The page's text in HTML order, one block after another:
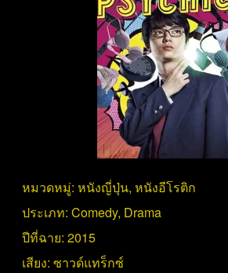
หมวดหมู่: หนังญี่ปุ่น, หนังอีโรติก
ประเภท: Comedy, Drama
ปีที่ฉาย: 2015
เสียง: ซาวด์แทร็กซ์